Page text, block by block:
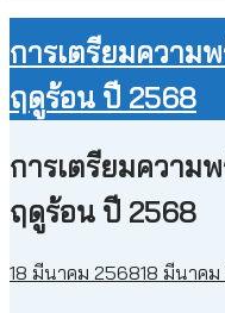
การเตรียมความ
ฤดูร้อน ปี 2568
การเตรียมความ
ฤดูร้อน ปี 2568
18 มีนาคม 256818 มีนาค